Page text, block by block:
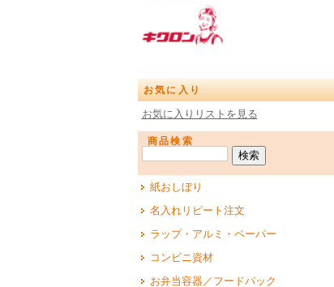
お気に入り
お気に入りリストを見る
商品検索
紙おしぼり
名入れリピート注文
ラップ・アルミ・ペーパー
コンビニ資材
お弁当容器／フードパック